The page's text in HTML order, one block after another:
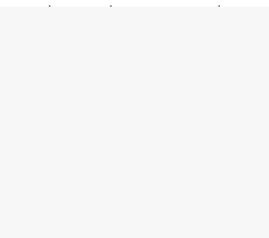
vrijdagavond van start. Op de